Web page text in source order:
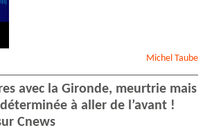
Michel Taube
avec la Gironde, meurtrie mais
à aller de l’avant !
Cnews